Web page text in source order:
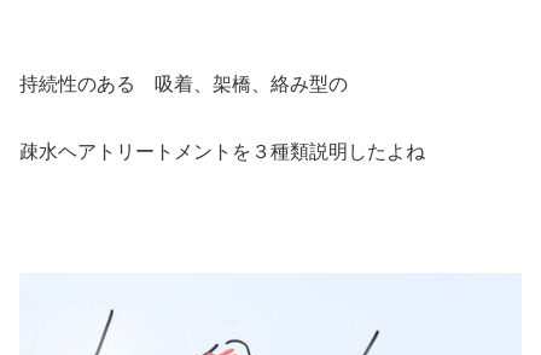
持続性のある 吸着、架橋、絡み型の
疎水ヘアトリートメントを３種類説明したよね